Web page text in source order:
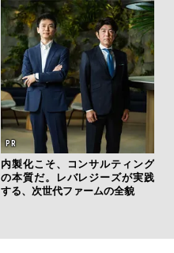
内製化こそ、コンサルティング
の本質だ。レバレジーズが実践
する、次世代ファームの全貌